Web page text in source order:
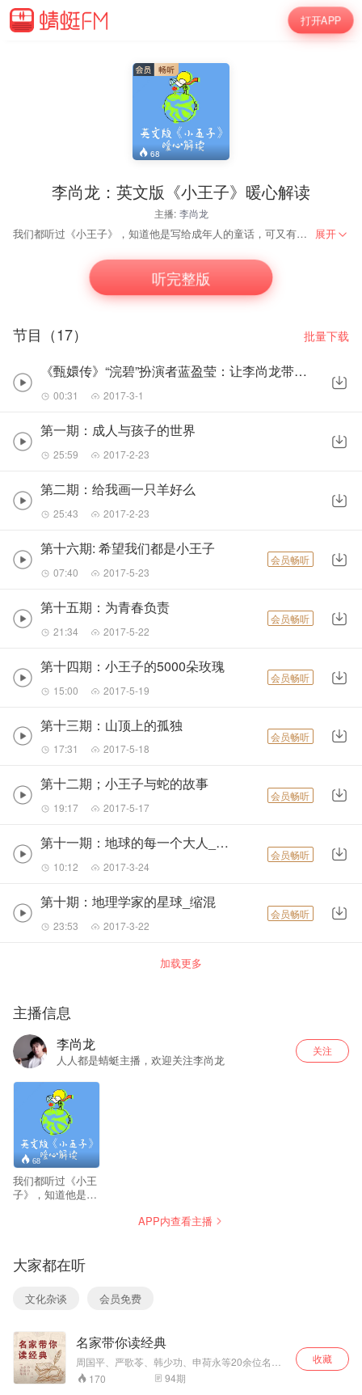
打开APP
68
李尚龙：英文版《小王子》暖心解读
主播: 李尚龙
我们都听过《小王子》，知道他是写给成年人的童话，可又有多少人真的能读懂小王子背后的温暖，能读懂小王子真诚背后的语言，去了解长大的孤独，去明白孩子的天真。当我们慢慢长大，无法回到过去的童年。 不要紧，也许我们还没有忘记曾经是作为孩子时的那种初心，没有忘记的当初对爱和梦想的承诺，没有忘记曾经是一名孩子时的感动。尚龙老师通过解读《小王子》与你分享。找回我们自己最初的状态。 展开
听完整版
节目（17） 批量下载
《甄嬛传》“浣碧”扮演者蓝盈莹：让李尚龙带你开启心灵之旅
00:31 2017-3-1
第一期：成人与孩子的世界
25:59 2017-2-23
第二期：给我画一只羊好么
25:43 2017-2-23
第十六期: 希望我们都是小王子
07:40 2017-5-23
会员畅听
第十五期：为青春负责
21:34 2017-5-22
会员畅听
第十四期：小王子的5000朵玫瑰
15:00 2017-5-19
会员畅听
第十三期：山顶上的孤独
17:31 2017-5-18
会员畅听
第十二期；小王子与蛇的故事
19:17 2017-5-17
会员畅听
第十一期：地球的每一个大人_缩混
10:12 2017-3-24
会员畅听
第十期：地理学家的星球_缩混
23:53 2017-3-22
会员畅听
加载更多
主播信息
李尚龙
人人都是蜻蜓主播，欢迎关注李尚龙
关注
68
我们都听过《小王
子》，知道他是写
王子真诚背后的语
言，去了解长大的
孤独，去明白孩子
的天真。当我们慢
过去的童年。 不要
紧，也许我们还没
有忘记曾经是作为
孩子时的那种初
心，没有忘记的当
APP内查看主播
大家都在听
文化杂谈 会员免费
名家带你读经典
周国平、严歌苓、韩少功、申荷永等20余位名家
担任你的“经典摆渡人”，用声音为你解读经典的魅
力。他们都是所在领域的顶级名家，很早便学会
170 94期
收藏